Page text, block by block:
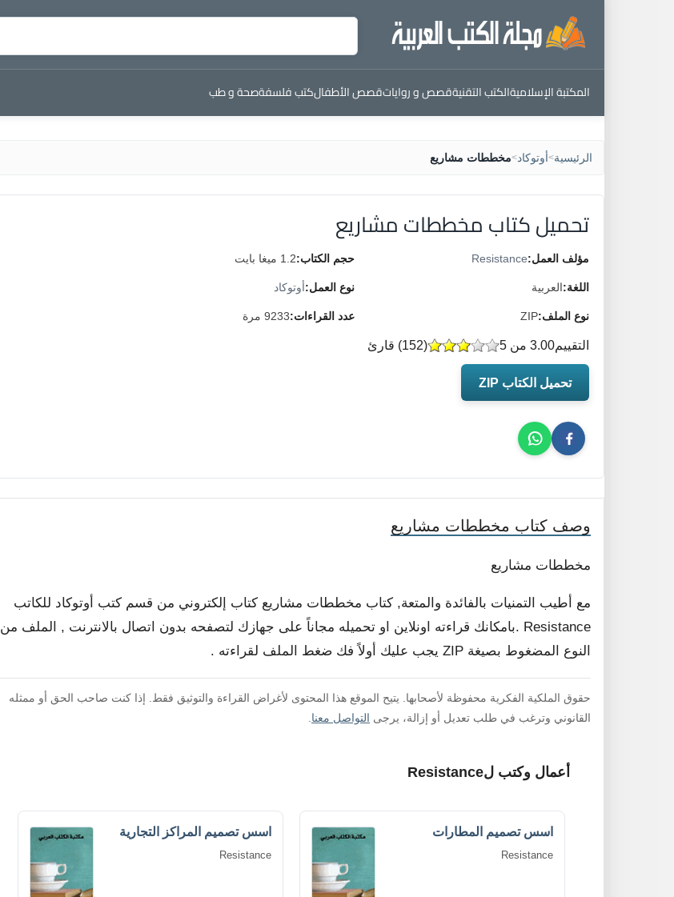
المكتبة الإسلاميةالكتب التقنيةقصص و رواياتقصص الأطفالكتب فلسفةصحة و طب
الرئيسية>أوتوكاد>مخططات مشاريع
تحميل كتاب مخططات مشاريع
مؤلف العمل:Resistance حجم الكتاب:1.2 ميغا بايت
اللغة:العربية نوع العمل:أوتوكاد
نوع الملف:ZIP عدد القراءات:9233 مرة
التقييم (
152) قارئ 3.00 من 5
تحميل الكتاب ZIP
وصف كتاب مخططات مشاريع
مخططات مشاريع
مع أطيب التمنيات بالفائدة والمتعة, كتاب مخططات مشاريع كتاب إلكتروني من قسم كتب أوتوكاد للكاتب
Resistance .بامكانك قراءته اونلاين او تحميله مجاناً على جهازك لتصفحه بدون اتصال بالانترنت , الملف من
النوع المضغوط بصيغة ZIP يجب عليك أولاً فك ضغط الملف لقراءته .
حقوق الملكية الفكرية محفوظة لأصحابها. يتيح الموقع هذا المحتوى لأغراض القراءة والتوثيق فقط. إذا كنت صاحب الحق أو ممثله
القانوني وترغب في طلب تعديل أو إزالة، يرجى التواصل معنا
أعمال وكتب لResistance
اسس تصميم المطارات
Resistance
اسس تصميم المراكز التجارية
Resistance